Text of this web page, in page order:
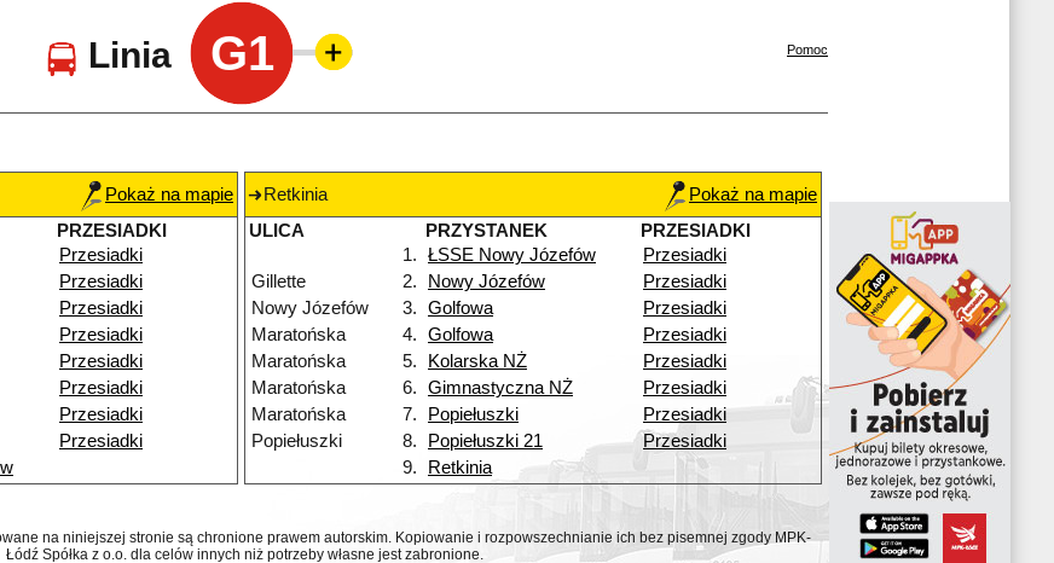
Linia G1 Pomoc
Pokaż na mapie
PRZESIADKI
Przesiadki
Przesiadki
Przesiadki
Przesiadki
Przesiadki
Przesiadki
Przesiadki
Przesiadki
Retkinia
Pokaż na mapie
ULICA
PRZYSTANEK
PRZESIADKI
1.
ŁSSE Nowy Józefów
Przesiadki
Gillette
2. Nowy Józefów
Przesiadki
Nowy Józefów
3. Golfowa
Przesiadki
Maratońska
4. Golfowa
Przesiadki
Maratońska
5. Kolarska NŻ
Przesiadki
Maratońska
6. Gimnastyczna NŻ
Przesiadki
Maratońska
7. Popiełuszki
Przesiadki
Popiełuszki
8. Popiełuszki 21
Przesiadki
9.
Retkinia
na niniejszej stronie są chronione prawem autorskim. Kopiowanie i rozpowszechnianie ich bez pisemnej zgody MPK-
Łódź Spółka z o.o. dla celów innych niż potrzeby własne jest zabronione.